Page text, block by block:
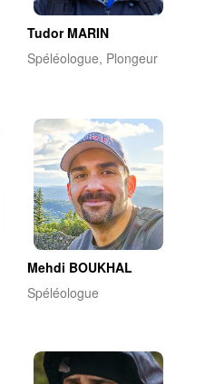
Tudor MARIN
Spéléologue, Plongeur
Mehdi BOUKHAL
Spéléologue